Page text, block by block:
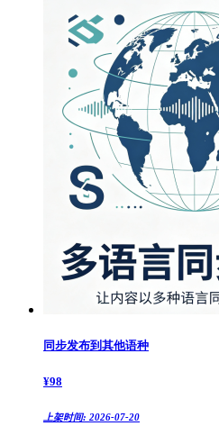
同步发布到其他语种
¥98
上架时间: 2026-07-20